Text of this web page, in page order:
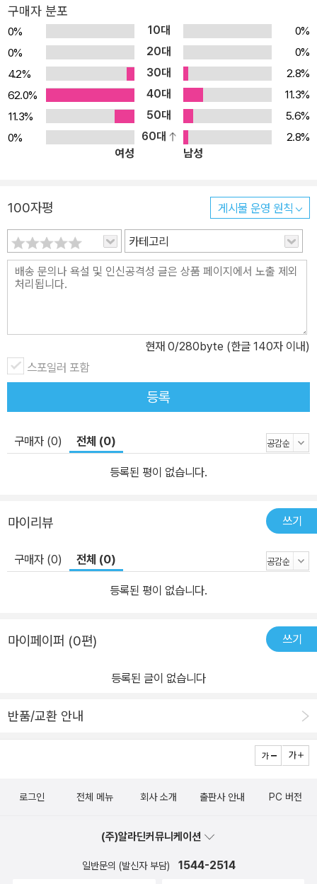
구매자 분포
0% 10대
0%
0%
20대
0%
4.2%
30대
2.8%
62.0%
40대
11.3%
11.3%
50대
5.6%
0%
60대
2.8%
여성
남성
100자평 게시물 운영 원칙
카테고리
현재 0/280byte (한글 140자 이내)
스포일러 포함
등록
구매자 (0) 전체 (0)
등록된 평이 없습니다.
마이리뷰 쓰기
구매자 (0) 전체 (0)
등록된 평이 없습니다.
마이페이퍼 (0편) 쓰기
등록된 글이 없습니다
반품/교환 안내
로그인 전체 메뉴 회사 소개 출판사 안내 PC 버전
(주)알라딘커뮤니케이션
일반문의 (발신자 부담) 1544-2514